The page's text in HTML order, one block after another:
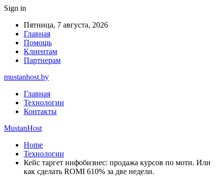
Sign in
Пятница, 7 августа, 2026
Главная
Помощь
Клиентам
Партнерам
mustanhost.by
Главная
Технологии
Контакты
MustanHost
Home
Технологии
Кейс таргет инфобизнес: продажа курсов по моти. Или
как сделать ROMI 610% за две недели.